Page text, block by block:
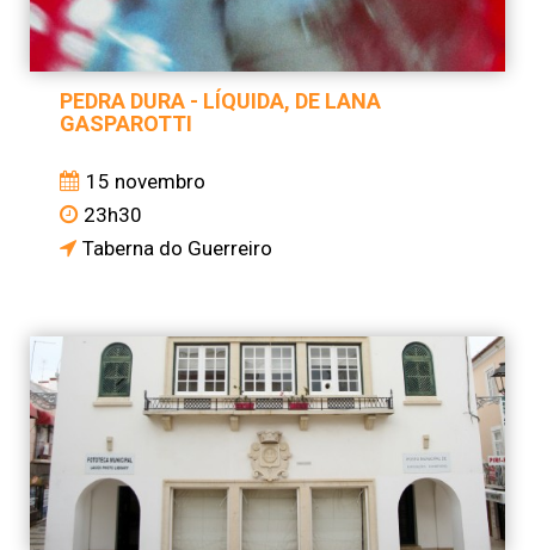
PEDRA DURA - LÍQUIDA, DE LANA
GASPAROTTI
15 novembro
23h30
Taberna do Guerreiro